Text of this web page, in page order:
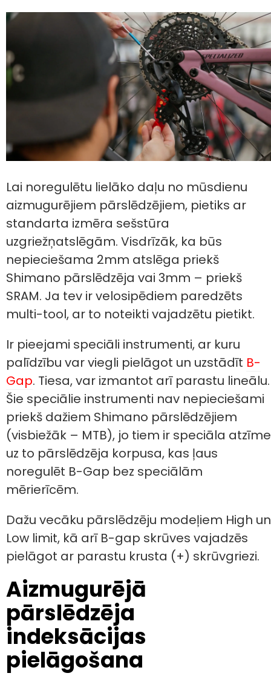
Lai noregulētu lielāko daļu no mūsdienu
aizmugurējiem pārslēdzējiem, pietiks ar
standarta izmēra sešstūra
uzgriežņatslēgām. Visdrīzāk, ka būs
nepieciešama 2mm atslēga priekš
Shimano pārslēdzēja vai 3mm – priekš
SRAM. Ja tev ir velosipēdiem paredzēts
multi-tool, ar to noteikti vajadzētu pietikt.
Ir pieejami speciāli instrumenti, ar kuru
palīdzību var viegli pielāgot un uzstādīt B-
Gap. Tiesa, var izmantot arī parastu lineālu.
Šie speciālie instrumenti nav nepieciešami
priekš dažiem Shimano pārslēdzējiem
(visbiežāk – MTB), jo tiem ir speciāla atzīme
uz to pārslēdzēja korpusa, kas ļaus
noregulēt B-Gap bez speciālām
mērierīcēm.
Dažu vecāku pārslēdzēju modeļiem High un
Low limit, kā arī B-gap skrūves vajadzēs
pielāgot ar parastu krusta (+) skrūvgriezi.
Aizmugurējā
pārslēdzēja
indeksācijas
pielāgošana